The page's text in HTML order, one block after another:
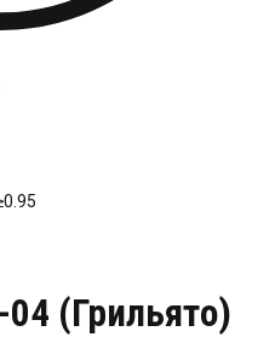
04 (Грильято)